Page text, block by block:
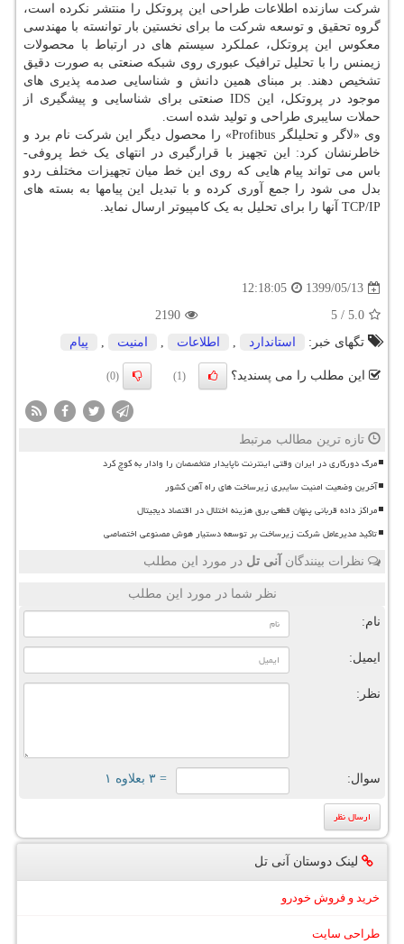
شرکت سازنده اطلاعات طراحی این پروتکل را منتشر نکرده است،
گروه تحقیق و توسعه شرکت ما برای نخستین بار توانسته با مهندسی
معکوس این پروتکل، عملکرد سیستم های در ارتباط با محصولات
زیمنس را با تحلیل ترافیک عبوری روی شبکه صنعتی به صورت دقیق
تشخیص دهند. بر مبنای همین دانش و شناسایی صدمه پذیری های
موجود در پروتکل، این IDS صنعتی برای شناسایی و پیشگیری از
حملات سایبری طراحی و تولید شده است.
وی «لاگر و تحلیلگر Profibus» را محصول دیگر این شرکت نام برد و
خاطرنشان کرد: این تجهیز با قرارگیری در انتهای یک خط پروفی-
باس می تواند پیام هایی که روی این خط میان تجهیزات مختلف ردو
بدل می شود را جمع آوری کرده و با تبدیل این پیامها به بسته های
TCP/IP آنها را برای تحلیل به یک کامپیوتر ارسال نماید.
1399/05/13
12:18:05
5.0
/
5
2190
تگهای خبر:
استاندارد , اطلاعات , امنیت , پیام
این مطلب را می پسندید؟ (1)
(0)
تازه ترین مطالب مرتبط
مرگ دورکاری در ایران وقتی اینترنت ناپایدار متخصصان را وادار به کوچ کرد
آخرین وضعیت امنیت سایبری زیرساخت های راه آهن کشور
مراکز داده قربانی پنهان قطعی برق هزینه اختلال در اقتصاد دیجیتال
تاکید مدیرعامل شرکت زیرساخت بر توسعه دستیار هوش مصنوعی اختصاصی
نظرات بینندگان آنی تل در مورد این مطلب
نظر شما در مورد این مطلب
نام:
ایمیل:
نظر:
سوال: = ۳ بعلاوه ۱
لینک دوستان آنی تل
خرید و فروش خودرو
طراحی سایت